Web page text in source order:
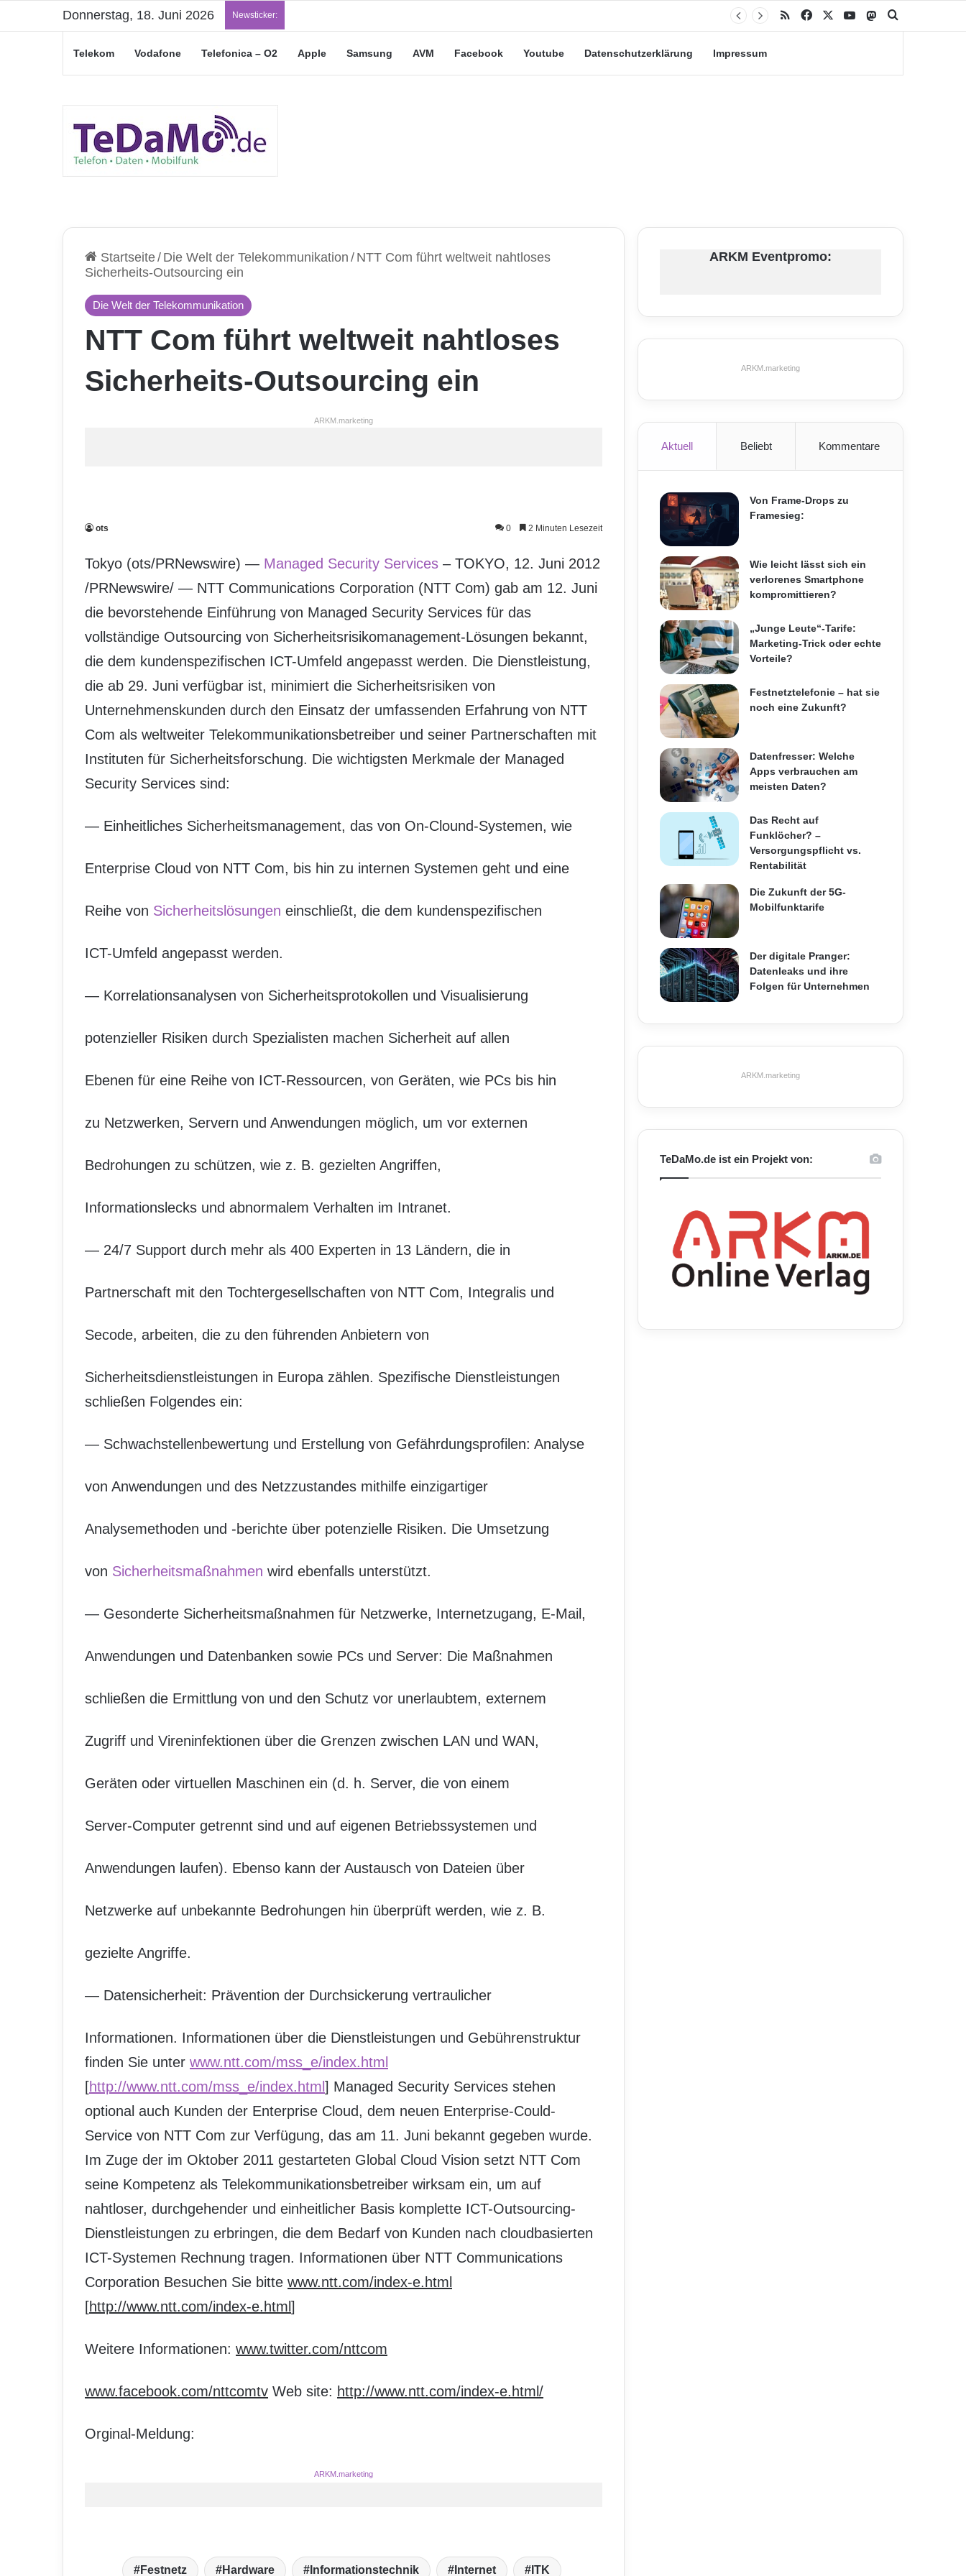
Donnerstag, 18. Juni 2026 Newsticker: RSS Facebook YouTubeMastodon
Telekom Vodafone Telefonica – O2 Apple Samsung AVM Facebook Youtube Datenschutzerklärung Impressum
Startseite/ Die Welt der Telekommunikation / NTT Com führt weltweit nahtloses
Sicherheits-Outsourcing ein
Die Welt der Telekommunikation
NTT Com führt weltweit nahtloses
Sicherheits-Outsourcing ein
ARKM.marketing
ots 0 2 Minuten Lesezeit
Tokyo (ots/PRNewswire) — Managed Security Services – TOKYO, 12. Juni 2012
/PRNewswire/ — NTT Communications Corporation (NTT Com) gab am 12. Juni
die bevorstehende Einführung von Managed Security Services für das
vollständige Outsourcing von Sicherheitsrisikomanagement-Lösungen bekannt,
die dem kundenspezifischen ICT-Umfeld angepasst werden. Die Dienstleistung,
die ab 29. Juni verfügbar ist, minimiert die Sicherheitsrisiken von
Unternehmenskunden durch den Einsatz der umfassenden Erfahrung von NTT
Com als weltweiter Telekommunikationsbetreiber und seiner Partnerschaften mit
Instituten für Sicherheitsforschung. Die wichtigsten Merkmale der Managed
Security Services sind:
— Einheitliches Sicherheitsmanagement, das von On-Clound-Systemen, wie
Enterprise Cloud von NTT Com, bis hin zu internen Systemen geht und eine
Reihe von Sicherheitslösungen einschließt, die dem kundenspezifischen
ICT-Umfeld angepasst werden.
— Korrelationsanalysen von Sicherheitsprotokollen und Visualisierung
potenzieller Risiken durch Spezialisten machen Sicherheit auf allen
Ebenen für eine Reihe von ICT-Ressourcen, von Geräten, wie PCs bis hin
zu Netzwerken, Servern und Anwendungen möglich, um vor externen
Bedrohungen zu schützen, wie z. B. gezielten Angriffen,
Informationslecks und abnormalem Verhalten im Intranet.
— 24/7 Support durch mehr als 400 Experten in 13 Ländern, die in
Partnerschaft mit den Tochtergesellschaften von NTT Com, Integralis und
Secode, arbeiten, die zu den führenden Anbietern von
Sicherheitsdienstleistungen in Europa zählen. Spezifische Dienstleistungen
schließen Folgendes ein:
— Schwachstellenbewertung und Erstellung von Gefährdungsprofilen: Analyse
von Anwendungen und des Netzzustandes mithilfe einzigartiger
Analysemethoden und -berichte über potenzielle Risiken. Die Umsetzung
von Sicherheitsmaßnahmen wird ebenfalls unterstützt.
— Gesonderte Sicherheitsmaßnahmen für Netzwerke, Internetzugang, E-Mail,
Anwendungen und Datenbanken sowie PCs und Server: Die Maßnahmen
schließen die Ermittlung von und den Schutz vor unerlaubtem, externem
Zugriff und Vireninfektionen über die Grenzen zwischen LAN und WAN,
Geräten oder virtuellen Maschinen ein (d. h. Server, die von einem
Server-Computer getrennt sind und auf eigenen Betriebssystemen und
Anwendungen laufen). Ebenso kann der Austausch von Dateien über
Netzwerke auf unbekannte Bedrohungen hin überprüft werden, wie z. B.
gezielte Angriffe.
— Datensicherheit: Prävention der Durchsickerung vertraulicher
Informationen. Informationen über die Dienstleistungen und Gebührenstruktur
finden Sie unter www.ntt.com/mss_e/index.html
[http://www.ntt.com/mss_e/index.html ] Managed Security Services stehen
optional auch Kunden der Enterprise Cloud, dem neuen Enterprise-Could-
Service von NTT Com zur Verfügung, das am 11. Juni bekannt gegeben wurde.
Im Zuge der im Oktober 2011 gestarteten Global Cloud Vision setzt NTT Com
seine Kompetenz als Telekommunikationsbetreiber wirksam ein, um auf
nahtloser, durchgehender und einheitlicher Basis komplette ICT-Outsourcing-
Dienstleistungen zu erbringen, die dem Bedarf von Kunden nach cloudbasierten
ICT-Systemen Rechnung tragen. Informationen über NTT Communications
Corporation Besuchen Sie bitte www.ntt.com/index-e.html
[http://www.ntt.com/index-e.html ]
Weitere Informationen: www.twitter.com/nttcom
www.facebook.com/nttcomtv Web site: http://www.ntt.com/index-e.html/
Orginal-Meldung:
ARKM.marketing
Festnetz Hardware Informationstechnik Internet ITK
ARKM Eventpromo:
ARKM.marketing
Aktuell Beliebt Kommentare
Von Frame-Drops zu
Framesieg:
Wie leicht lässt sich ein
verlorenes Smartphone
kompromittieren?
„Junge Leute“-Tarife:
Marketing-Trick oder echte
Vorteile?
Festnetztelefonie – hat sie
noch eine Zukunft?
Datenfresser: Welche
Apps verbrauchen am
meisten Daten?
Das Recht auf
Funklöcher? –
Versorgungspflicht vs.
Rentabilität
Die Zukunft der 5G-
Mobilfunktarife
Der digitale Pranger:
Datenleaks und ihre
Folgen für Unternehmen
ARKM.marketing
TeDaMo.de ist ein Projekt von: